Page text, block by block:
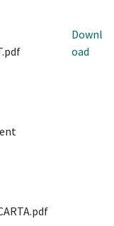
Downl
oad